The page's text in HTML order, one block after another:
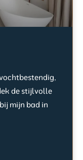
de stijlvolle
mijn bad in